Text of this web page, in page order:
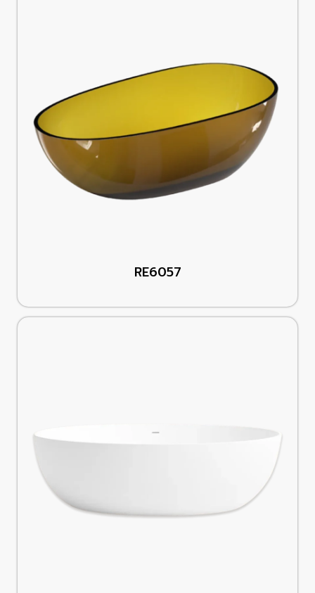
RE6057